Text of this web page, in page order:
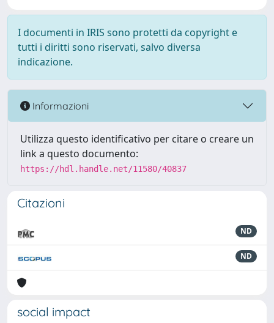
I documenti in IRIS sono protetti da copyright e
tutti i diritti sono riservati, salvo diversa
indicazione.
Informazioni
Utilizza questo identificativo per citare o creare un
link a questo documento:
https://hdl.handle.net/11580/40837
Citazioni
ND
ND
social impact